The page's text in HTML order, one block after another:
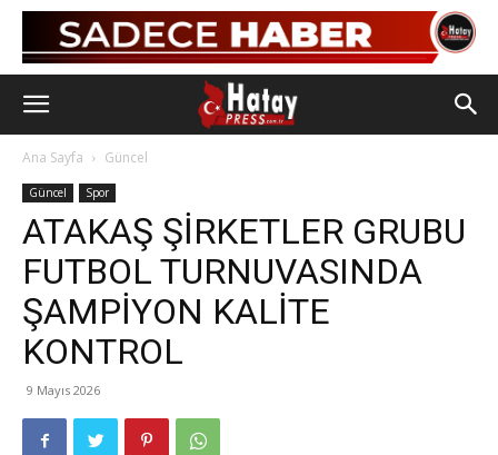
Ana Sayfa Güncel
Güncel Spor
ATAKAŞ ŞİRKETLER GRUBU
FUTBOL TURNUVASINDA
ŞAMPİYON KALİTE
KONTROL
9 Mayıs 2026